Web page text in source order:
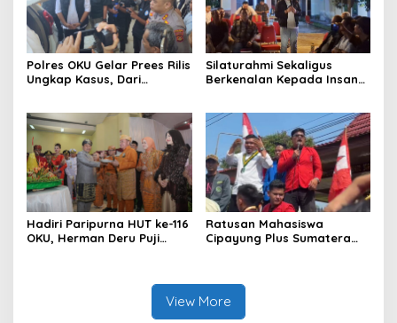
Polres OKU Gelar Prees Rilis
Ungkap Kasus, Dari
Silaturahmi Sekaligus
Berkenalan Kepada Insan
Bareng
Hadiri Paripurna HUT ke-116
OKU, Herman Deru Puji
Ratusan Mahasiswa
Cipayung Plus Sumatera
View More